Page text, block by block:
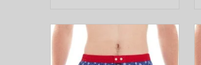
Bloemenprint op een blauwe achtergrond.
TOEVOEGEN AAN WINKELWAGEN